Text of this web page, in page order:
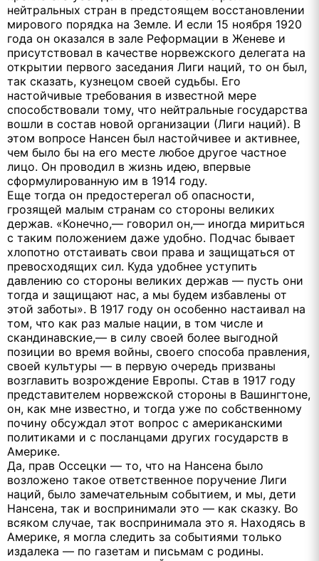
нейтральных стран в предстоящем восстановлении
мирового порядка на Земле. И если 15 ноября 1920
года он оказался в зале Реформации в Женеве и
присутствовал в качестве норвежского делегата на
открытии первого заседания Лиги наций, то он был,
так сказать, кузнецом своей судьбы. Его
настойчивые требования в известной мере
способствовали тому, что нейтральные государства
вошли в состав новой организации (Лиги наций). В
этом вопросе Нансен был настойчивее и активнее,
чем было бы на его месте любое другое частное
лицо. Он проводил в жизнь идею, впервые
сформулированную им в 1914 году.
Еще тогда он предостерегал об опасности,
грозящей малым странам со стороны великих
держав. «Конечно,— говорил он,— иногда мириться
с таким положением даже удобно. Подчас бывает
хлопотно отстаивать свои права и защищаться от
превосходящих сил. Куда удобнее уступить
давлению со стороны великих держав — пусть они
тогда и защищают нас, а мы будем избавлены от
этой заботы». В 1917 году он особенно настаивал на
том, что как раз малые нации, в том числе и
скандинавские,— в силу своей более выгодной
позиции во время войны, своего способа правления,
своей культуры — в первую очередь призваны
возглавить возрождение Европы. Став в 1917 году
представителем норвежской стороны в Вашингтоне,
он, как мне известно, и тогда уже по собственному
почину обсуждал этот вопрос с американскими
политиками и с посланцами других государств в
Америке.
Да, прав Оссецки — то, что на Нансена было
возложено такое ответственное поручение Лиги
наций, было замечательным событием, и мы, дети
Нансена, так и воспринимали это — как сказку. Во
всяком случае, так воспринимала это я. Находясь в
Америке, я могла следить за событиями только
издалека — по газетам и письмам с родины.